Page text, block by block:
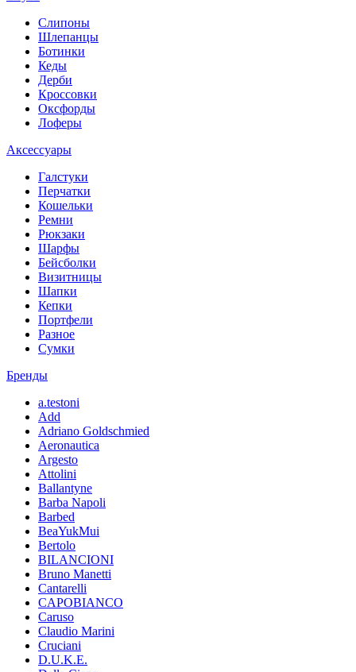
Слипоны
Шлепанцы
Ботинки
Кеды
Дерби
Кроссовки
Оксфорды
Лоферы
Аксессуары
Галстуки
Перчатки
Кошельки
Ремни
Рюкзаки
Шарфы
Бейсболки
Визитницы
Шапки
Кепки
Портфели
Разное
Сумки
Бренды
a.testoni
Add
Adriano Goldschmied
Aeronautica
Argesto
Attolini
Ballantyne
Barba Napoli
Barbed
BeaYukMui
Bertolo
BILANCIONI
Bruno Manetti
Cantarelli
CAPOBIANCO
Caruso
Claudio Marini
Cruciani
D.U.K.E.